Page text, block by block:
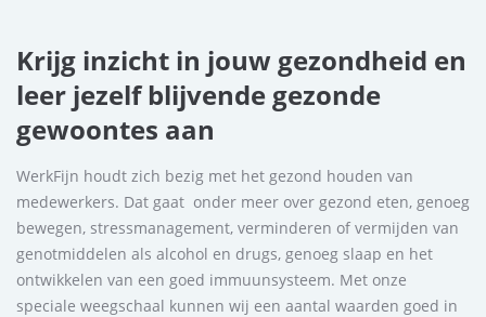
Krijg inzicht in jouw gezondheid en
leer jezelf blijvende gezonde
gewoontes aan
WerkFijn houdt zich bezig met het gezond houden van
medewerkers. Dat gaat onder meer over gezond eten, genoeg
bewegen, stressmanagement, verminderen of vermijden van
genotmiddelen als alcohol en drugs, genoeg slaap en het
ontwikkelen van een goed immuunsysteem. Met onze
speciale weegschaal kunnen wij een aantal waarden goed in